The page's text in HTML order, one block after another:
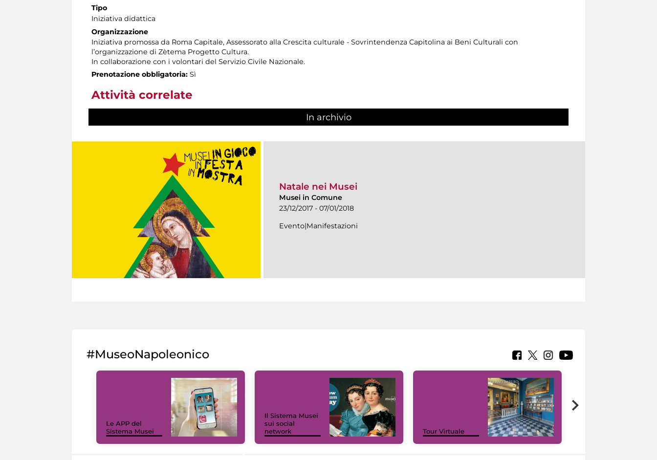
Tipo
Iniziativa didattica
Organizzazione
Iniziativa promossa da Roma Capitale, Assessorato alla Crescita culturale - Sovrintendenza Capitolina ai Beni Culturali con
l’organizzazione di Zètema Progetto Cultura.
In collaborazione con i volontari del Servizio Civile Nazionale.
Prenotazione obbligatoria: Sì
Attività correlate
In archivio
Natale nei Musei
Musei in Comune
23/12/2017 - 07/01/2018
Evento|Manifestazioni
#MuseoNapoleonico
Le APP del
Sistema Musei
Il Sistema Musei
sui social
network
Tour Virtuale